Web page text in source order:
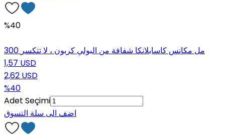
%40
300 مل مكانس كاسابلانكا شفافة من البولي كربون ، لا تتكسر
1,57 USD
2,62 USD
%40
Adet Seçimi
اضف الى سلة التسوق